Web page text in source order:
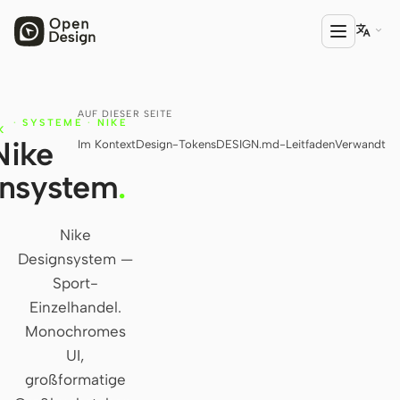
PRODUKT
Open Design
HTML Anything
Codex Slides
Open Design Plugin
AGENT
Codex
Cursor Agent

AUF DIESER SEITE
Im KontextDesign-TokensDESIGN.md-LeitfadenVerwandt
· SYSTEME · NIKE
.
Nike
Designsystem —
Sport-
Einzelhandel.
Monochromes
UI,
großformatige